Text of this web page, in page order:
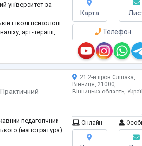
університет за
школі психології
арт-терапії,
ліги.
парами. Є
військових.
Карта
Телефон
Практичний
педагогічний
(магістратура)
21 2-й пров.Сліпака,
Вінниця, 21000,
Вінницька область,
Онлайн